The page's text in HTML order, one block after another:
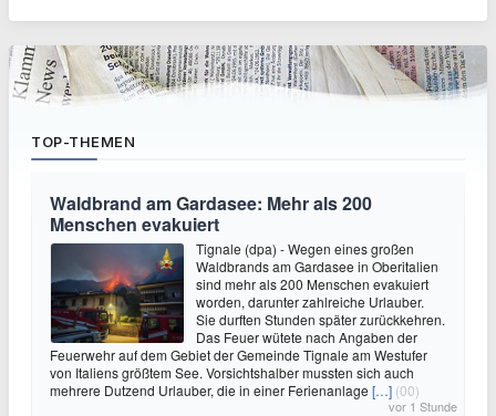
TOP-THEMEN
Waldbrand am Gardasee: Mehr als 200
Menschen evakuiert
Tignale (dpa) - Wegen eines großen
Waldbrands am Gardasee in Oberitalien
sind mehr als 200 Menschen evakuiert
worden, darunter zahlreiche Urlauber.
Sie durften Stunden später zurückkehren.
Das Feuer wütete nach Angaben der
Feuerwehr auf dem Gebiet der Gemeinde Tignale am Westufer
von Italiens größtem See. Vorsichtshalber mussten sich auch
mehrere Dutzend Urlauber, die in einer Ferienanlage […] (00)
vor 1 Stunde